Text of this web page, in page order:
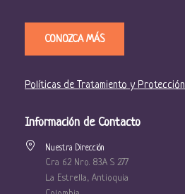
CONOZCA MÁS
Políticas de Tratamiento y
Información de Contacto
Nuestra Dirección
Cra 62 Nro. 83A S 277
La Estrella, Antioquia